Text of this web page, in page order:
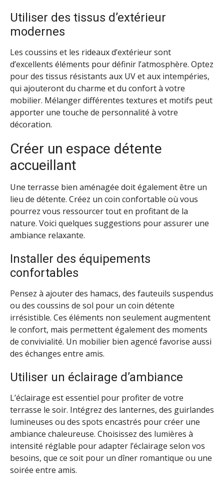
Utiliser des tissus d’extérieur
modernes
Les coussins et les rideaux d’extérieur sont
d’excellents éléments pour définir l’atmosphère. Optez
pour des tissus résistants aux UV et aux intempéries,
qui ajouteront du charme et du confort à votre
mobilier. Mélanger différentes textures et motifs peut
apporter une touche de personnalité à votre
décoration.
Créer un espace détente
accueillant
Une terrasse bien aménagée doit également être un
lieu de détente. Créez un coin confortable où vous
pourrez vous ressourcer tout en profitant de la
nature. Voici quelques suggestions pour assurer une
ambiance relaxante.
Installer des équipements
confortables
Pensez à ajouter des hamacs, des fauteuils suspendus
ou des coussins de sol pour un coin détente
irrésistible. Ces éléments non seulement augmentent
le confort, mais permettent également des moments
de convivialité. Un mobilier bien agencé favorise aussi
des échanges entre amis.
Utiliser un éclairage d’ambiance
L’éclairage est essentiel pour profiter de votre
terrasse le soir. Intégrez des lanternes, des guirlandes
lumineuses ou des spots encastrés pour créer une
ambiance chaleureuse. Choisissez des lumières à
intensité réglable pour adapter l’éclairage selon vos
besoins, que ce soit pour un dîner romantique ou une
soirée entre amis.